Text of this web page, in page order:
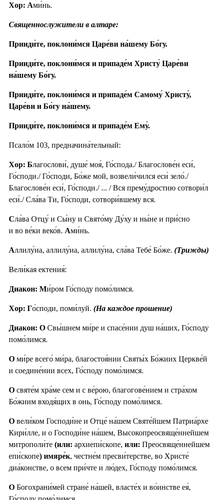
Хор: Ами́нь.
Священнослужители в алтаре:
Прииди́те, поклони́мся Царе́ви на́шему Бо́гу.
Прииди́те, поклони́мся и припаде́м Христу́ Царе́ви
на́шему Бо́гу.
Прииди́те, поклони́мся и припаде́м Самому́ Христу́,
Царе́ви и Бо́гу на́шему.
Прииди́те, поклони́мся и припаде́м Ему́.
Псало́м 103, предначина́тельный:
Хор: Благослови́, душе́ моя́, Го́спода./ Благослове́н еси́,
Го́споди./ Го́споди, Бо́же мой, возвели́чился еси́ зело́./
Благослове́н еси́, Го́споди./ ... / Вся прему́дростию сотвори́л
еси́./ Сла́ва Ти, Го́споди, сотвори́вшему вся.
Сла́ва Отцу́ и Сы́ну и Свято́му Ду́ху и ны́не и при́сно
и во ве́ки веко́в. Ами́нь.
Аллилу́иа, аллилу́иа, аллилу́иа, сла́ва Тебе́ Бо́же. (Трижды)
Вели́кая ектения́:
Диакон: Ми́ром Го́споду помо́лимся.
Хор: Го́споди, поми́луй. (На каждое прошение)
Диакон: О Свы́шнем ми́ре и спасе́нии душ на́ших, Го́споду
помо́лимся.
О ми́ре всего́ ми́ра, благостоя́нии Святы́х Бо́жиих Церкве́й
и соедине́нии всех, Го́споду помо́лимся.
О святе́м хра́ме сем и с ве́рою, благогове́нием и стра́хом
Бо́жиим входя́щих в онь, Го́споду помо́лимся.
О вели́ком Господи́не и Отце́ на́шем Святе́йшем Патриа́рхе
Кири́лле, и о Господи́не на́шем, Высокопреосвяще́ннейшем
митрополи́те (или: архиепи́скопе, или: Преосвяще́ннейшем
епи́скопе) имяре́к, честне́м пресви́терстве, во Христе́
диа́констве, о всем при́чте и лю́дех, Го́споду помо́лимся.
О Богохрани́мей стране́ на́шей, власте́х и во́инстве ея́,